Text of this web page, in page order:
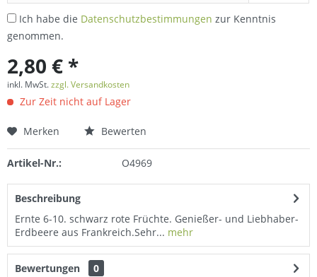
Ich habe die Datenschutzbestimmungen zur Kenntnis
genommen.
2,80 € *
inkl. MwSt.zzgl. Versandkosten
Zur Zeit nicht auf Lager
Merken Bewerten
Artikel-Nr.: O4969
Beschreibung
Ernte 6-10. schwarz rote Früchte. Genießer- und Liebhaber-
Erdbeere aus Frankreich.Sehr... mehr
Bewertungen
0